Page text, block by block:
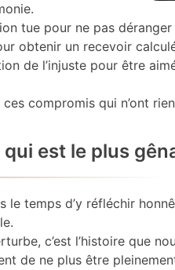
tue pour ne pas déranger
obtenir un recevoir
de l’injuste pour être
ces compromis qui n’ont
qui est le plus
le temps d’y réfléchir
c’est l’histoire que
de ne plus être